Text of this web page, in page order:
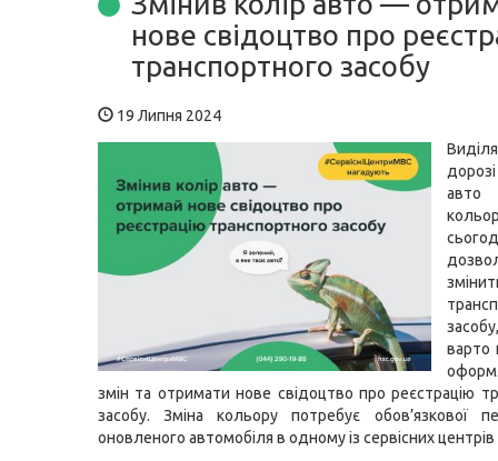
нове свідоцтво про
транспортного засобу
19 Липня 2024
авто
варто
змін та отримати нове свідоцтво про реєстрацію
засобу. Зміна кольору потребує обов’язкової
оновленого автомобіля в одному із сервісних